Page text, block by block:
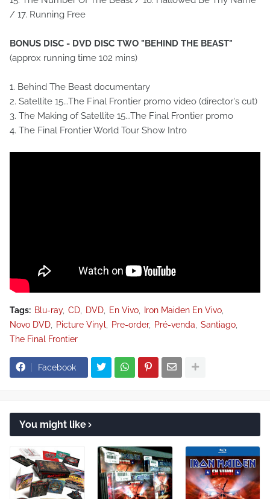
/ 17. Running Free
BONUS DISC - DVD DISC TWO "BEHIND THE BEAST"
(approx running time 102 mins)
1. Behind The Beast documentary
2. Satellite 15...The Final Frontier promo video (director's cut)
3. The Making of Satellite 15...The Final Frontier promo
4. The Final Frontier World Tour Show Intro
Tags: Blu-ray CD DVD En Vivo
Iron Maiden En Vivo
Novo DVD
Picture Vinyl Pre-order Pré-venda
Santiago
The Final Frontier
Facebook
You might like